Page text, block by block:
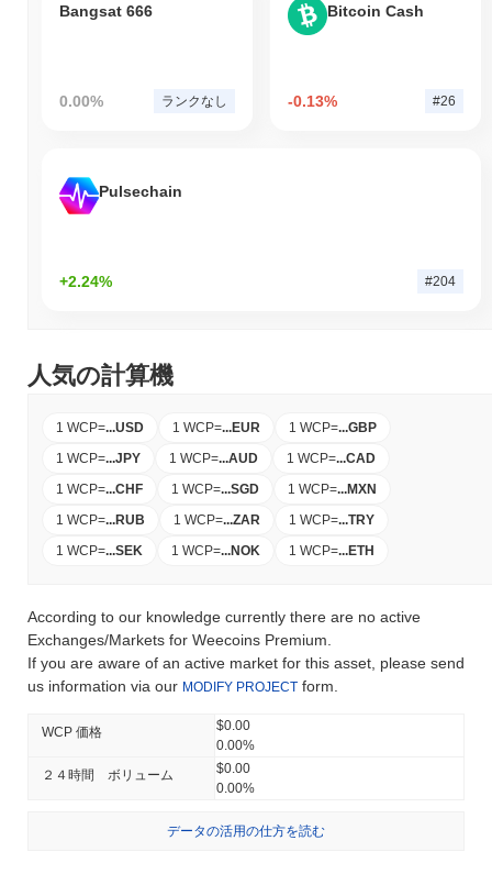
Bangsat 666
0.00% ランクなし
Bitcoin Cash
-0.13% #26
Pulsechain
+2.24% #204
人気の計算機
1 WCP=...USD 1 WCP=...EUR 1 WCP=...GBP
1 WCP=...JPY 1 WCP=...AUD 1 WCP=...CAD
1 WCP=...CHF 1 WCP=...SGD 1 WCP=...MXN
1 WCP=...RUB 1 WCP=...ZAR 1 WCP=...TRY
1 WCP=...SEK 1 WCP=...NOK 1 WCP=...ETH
According to our knowledge currently there are no active
Exchanges/Markets for Weecoins Premium.
If you are aware of an active market for this asset, please send
us information via our MODIFY PROJECT form.
WCP 価格
$0.00
0.00%
２４時間 ボリューム
$0.00
0.00%
データの活用の仕方を読む